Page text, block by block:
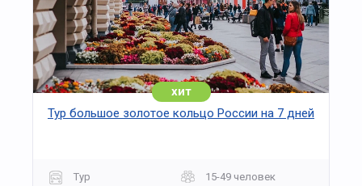
хит
Тур большое золотое кольцо России на 7 дней
Тур
15-49 человек